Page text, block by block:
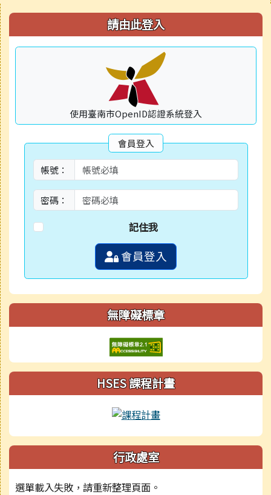
右邊區域內容 請由此登入
使用臺南市OpenID認證系統登入
會員登入
帳號：
密碼：
記住我
會員登入
無障礙標章
HSES 課程計畫
行政處室
選單載入失敗，請重新整理頁面。